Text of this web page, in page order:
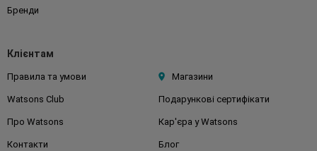
Бренди
Клієнтам
Правила та умови Магазини
Watsons Club Подарункові сертифікати
Про Watsons Кар'єра у Watsons
Контакти Блог